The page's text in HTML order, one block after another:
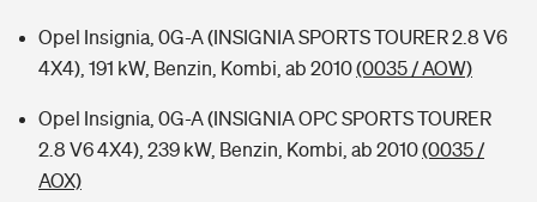
Opel Insignia, 0G-A (INSIGNIA SPORTS TOURER 2.8 V6
4X4), 191 kW, Benzin, Kombi, ab 2010(0035 / AOW)
Opel Insignia, 0G-A (INSIGNIA OPC SPORTS TOURER
2.8 V6 4X4), 239 kW, Benzin, Kombi, ab 2010(0035 /
AOX)